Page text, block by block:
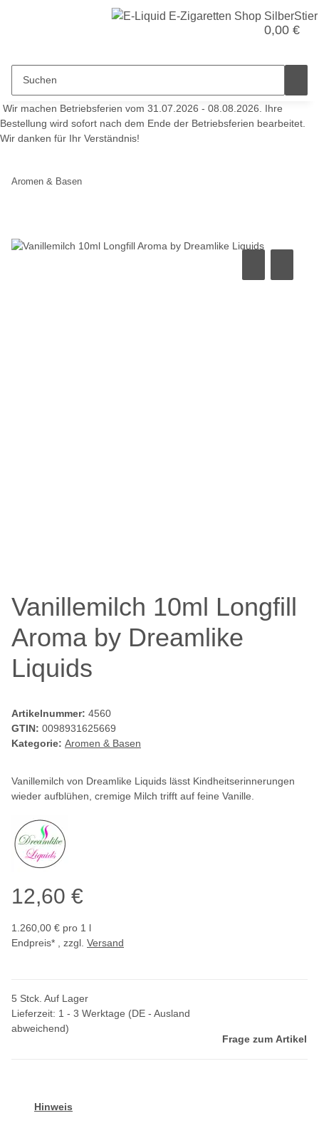
0,00 €
Wir machen Betriebsferien vom 31.07.2026 - 08.08.2026. Ihre
Bestellung wird sofort nach dem Ende der Betriebsferien bearbeitet.
Wir danken für Ihr Verständnis!
Aromen & Basen
Vanillemilch 10ml Longfill
Aroma by Dreamlike
Liquids
Artikelnummer: 4560
GTIN: 0098931625669
Kategorie: Aromen & Basen
Vanillemilch von Dreamlike Liquids lässt Kindheitserinnerungen
wieder aufblühen, cremige Milch trifft auf feine Vanille.
12,60 €
1.260,00 € pro 1 l
Endpreis* , zzgl. Versand
5 Stck. Auf Lager
Lieferzeit: 1 - 3 Werktage (DE - Ausland
abweichend)
Frage zum Artikel
Hinweis